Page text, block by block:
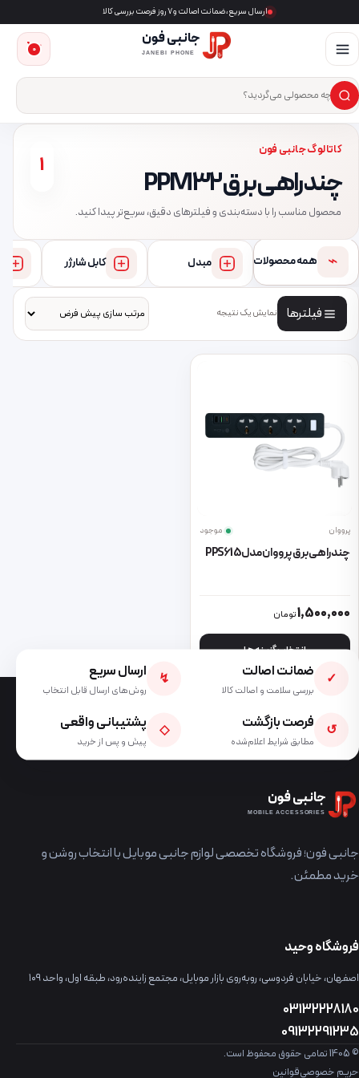
ارسال سریع، ضمانت اصالت و ۷ روز فرصت بررسی کالا
جانبی فون
JANEBI PHONE
جست‌وجوی محصول
×
0
کاتالوگ جانبی فون
چند راهی برق PPM32
محصول مناسب را با دسته‌بندی و فیلترهای دقیق، سریع‌تر پیدا کنید.
1
⌁ همه محصولات مبدل کابل شارژر
فیلترها نمایش یک نتیجه
پرووان موجود
چندراهی برق پرووان مدل PPS615
1,500,000تومان
انتخاب گزینه ها
این محصول دارای انواع مختلفی می باشد. گزینه ها ممکن است در
✓ ضمانت اصالت
بررسی سلامت و اصالت کالا
↯ ارسال سریع
روش‌های ارسال قابل انتخاب
↺ فرصت بازگشت
مطابق شرایط اعلام‌شده
◇ پشتیبانی واقعی
پیش و پس از خرید
جانبی فون
MOBILE ACCESSORIES
جانبی فون؛ فروشگاه تخصصی لوازم جانبی موبایل با انتخاب روشن و
خرید مطمئن.
فروشگاه وحید
اصفهان، خیابان فردوسی، روبه‌روی بازار موبایل، مجتمع زاینده‌رود، طبقه اول، واحد ۱۰۹
03132228180
09132291235
© 1405 تمامی حقوق محفوظ است.
حریم خصوصیقوانین